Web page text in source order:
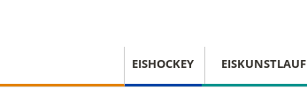
EISHOCKEY EISKUNSTLAUF